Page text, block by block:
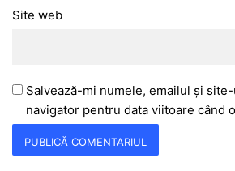
Site web
Salvează-mi numele, emailul și
navigator pentru data viitoare când